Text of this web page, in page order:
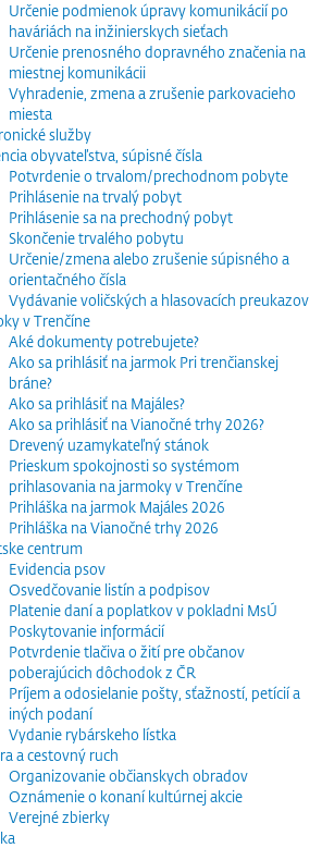
Určenie podmienok úpravy komunikácií po
haváriách na inžinierskych sieťach
Určenie prenosného dopravného značenia na
miestnej komunikácii
Vyhradenie, zmena a zrušenie parkovacieho
miesta
služby
obyvateľstva, súpisné čísla
Potvrdenie o trvalom/prechodnom pobyte
Prihlásenie na trvalý pobyt
Prihlásenie sa na prechodný pobyt
Skončenie trvalého pobytu
Určenie/zmena alebo zrušenie súpisného a
orientačného čísla
Vydávanie voličských a hlasovacích preukazov
v Trenčíne
Aké dokumenty potrebujete?
Ako sa prihlásiť na jarmok Pri trenčianskej
bráne?
Ako sa prihlásiť na Majáles?
Ako sa prihlásiť na Vianočné trhy 2026?
Drevený uzamykateľný stánok
Prieskum spokojnosti so systémom
prihlasovania na jarmoky v Trenčíne
Prihláška na jarmok Majáles 2026
Prihláška na Vianočné trhy 2026
centrum
Evidencia psov
Osvedčovanie listín a podpisov
Platenie daní a poplatkov v pokladni MsÚ
Poskytovanie informácií
Potvrdenie tlačiva o žití pre občanov
poberajúcich dôchodok z ČR
Príjem a odosielanie pošty, sťažností, petícií a
iných podaní
Vydanie rybárskeho lístka
a cestovný ruch
Organizovanie občianskych obradov
Oznámenie o konaní kultúrnej akcie
Verejné zbierky